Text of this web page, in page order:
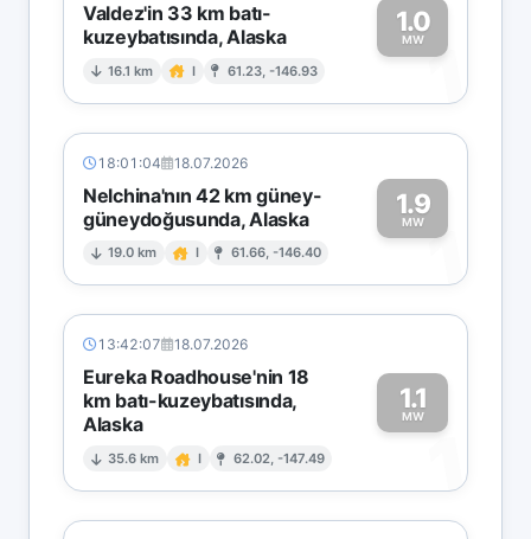
Valdez'in 33 km batı-
kuzeybatısında, Alaska
16.1 km I 61.23, -146.93
1.0
MW1
18:01:04 18.07.2026
Nelchina'nın 42 km güney-
güneydoğusunda, Alaska
19.0 km I 61.66, -146.40
1.9
MW1
13:42:07 18.07.2026
Eureka Roadhouse'nin 18
km batı-kuzeybatısında,
Alaska
35.6 km I 62.02, -147.49
1.1
MW
1